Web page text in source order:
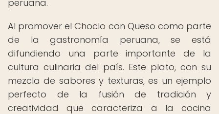
peruana.
Al promover el Choclo con Queso como parte
de la gastronomía peruana, se está
difundiendo una parte importante de la
cultura culinaria del país. Este plato, con su
mezcla de sabores y texturas, es un ejemplo
perfecto de la fusión de tradición y
creatividad que caracteriza a la cocina